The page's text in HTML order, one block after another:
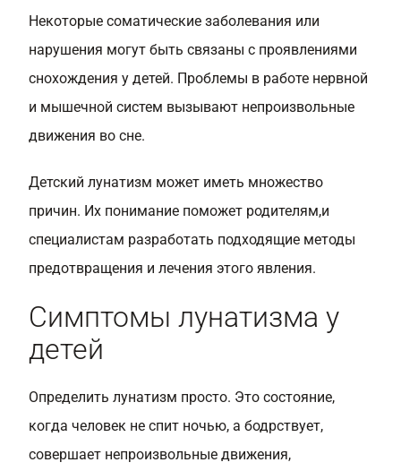
Некоторые соматические заболевания или
нарушения могут быть связаны с проявлениями
снохождения у детей. Проблемы в работе нервной
и мышечной систем вызывают непроизвольные
движения во сне.
Детский лунатизм может иметь множество
причин. Их понимание поможет родителям,и
специалистам разработать подходящие методы
предотвращения и лечения этого явления.
Симптомы лунатизма у
детей
Определить лунатизм просто. Это состояние,
когда человек не спит ночью, а бодрствует,
совершает непроизвольные движения,